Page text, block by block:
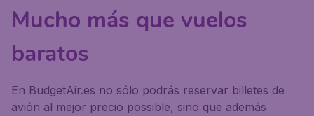
Mucho más que vuelos
baratos
En BudgetAir.es no sólo podrás reservar billetes de
avión al mejor precio possible, sino que además